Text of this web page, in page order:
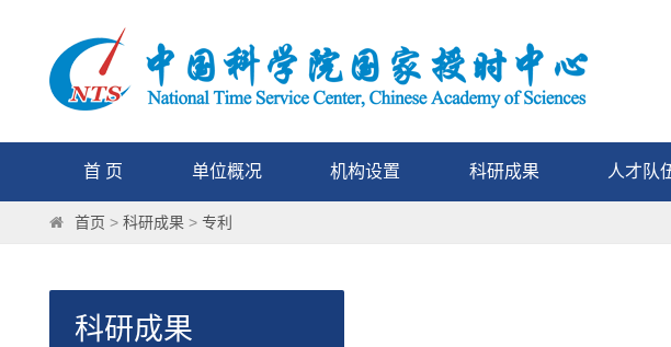
首 页 单位概况 机构设置 科研成果 人才队
首页 > 科研成果 > 专利
科研成果